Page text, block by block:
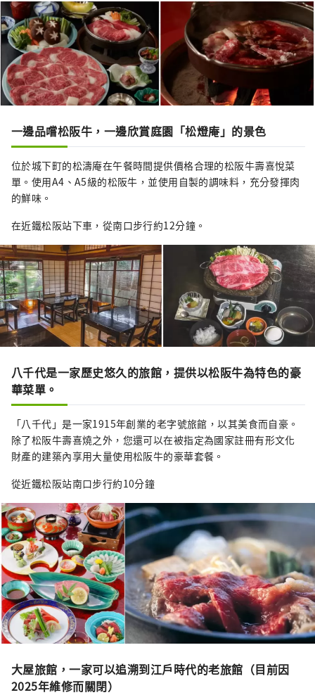
一邊品嚐松阪牛，一邊欣賞庭園「松燈庵」的景色
位於城下町的松濤庵在午餐時間提供價格合理的松阪牛壽喜悅菜
單。使用A4、A5級的松阪牛，並使用自製的調味料，充分發揮肉
的鮮味。
在近鐵松阪站下車，從南口步行約12分鐘。
八千代是一家歷史悠久的旅館，提供以松阪牛為特色的豪
華菜單。
「八千代」是一家1915年創業的老字號旅館，以其美食而自豪。
除了松阪牛壽喜燒之外，您還可以在被指定為國家註冊有形文化
財產的建築內享用大量使用松阪牛的豪華套餐。
從近鐵松阪站南口步行約10分鐘
大屋旅館，一家可以追溯到江戶時代的老旅館（目前因
2025年維修而關閉）